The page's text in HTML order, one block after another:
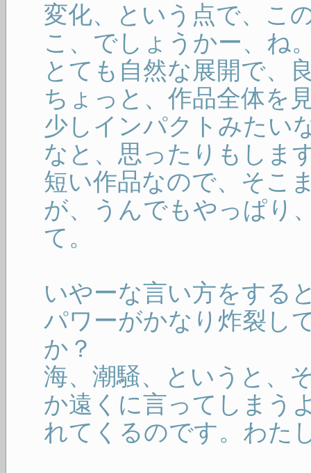
変化、という点で、こ
こ、でしょうかー、ね
とても自然な展開で、
ちょっと、作品全体を
少しインパクトみたい
なと、思ったりもしま
短い作品なので、そこ
が、うんでもやっぱり
て。
いやーな言い方をする
パワーがかなり炸裂し
か？
海、潮騒、というと、
か遠くに言ってしまう
れてくるのです。わた